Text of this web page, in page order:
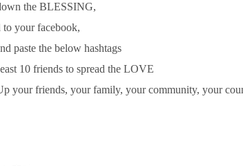
the BLESSING,
to your facebook,
paste the below hashtags
10 friends to spread the LOVE
your friends, your family, your community, your